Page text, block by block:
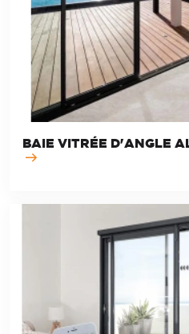
BAIE VITRÉE D'ANGLE